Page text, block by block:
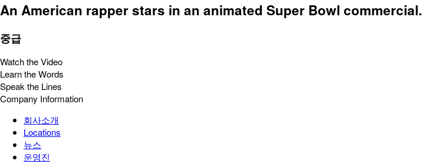
An American rapper stars in an animated Super Bowl commercial.
중급
Watch the Video
Learn the Words
Speak the Lines
Company Information
회사소개
Locations
뉴스
운영진